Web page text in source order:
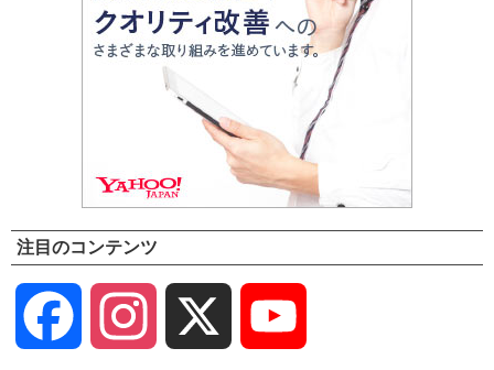
注目のコンテンツ
Facebook Instagram